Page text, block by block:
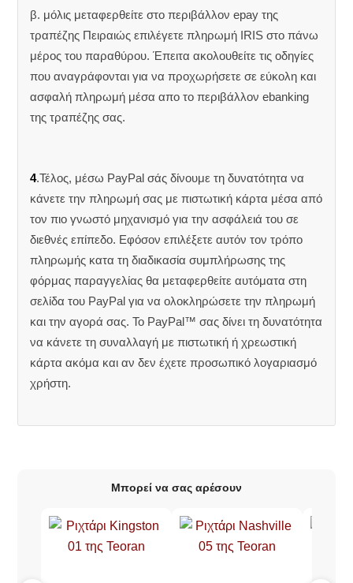
β. μόλις μεταφερθείτε στο περιβάλλον epay της
τραπέζης Πειραιώς επιλέγετε πληρωμή IRIS στο πάνω
μέρος του παραθύρου. Έπειτα ακολουθείτε τις οδηγίες
που αναγράφονται για να προχωρήσετε σε εύκολη και
ασφαλή πληρωμή μέσα απο το περιβάλλον ebanking
της τραπέζης σας.
4.Τέλος, μέσω PayPal σάς δίνουμε τη δυνατότητα να
κάνετε την πληρωμή σας με πιστωτική κάρτα μέσα από
τον πιο γνωστό μηχανισμό για την ασφάλειά του σε
διεθνές επίπεδο. Εφόσον επιλέξετε αυτόν τον τρόπο
πληρωμής κατα τη διαδικασία συμπλήρωσης της
φόρμας παραγγελίας θα μεταφερθείτε αυτόματα στη
σελίδα του PayPal για να ολοκληρώσετε την πληρωμή
και την αγορά σας. Το PayPal™ σας δίνει τη δυνατότητα
να κάνετε τη συναλλαγή με πιστωτική ή χρεωστική
κάρτα ακόμα και αν δεν έχετε προσωπικό λογαριασμό
χρήστη.
Μπορεί να σας αρέσουν